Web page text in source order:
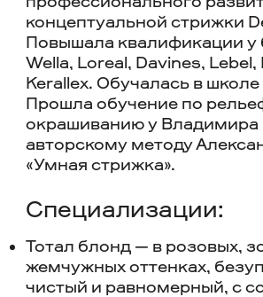
концептуальной стрижки
Повышала квалификации у
Wella, Loreal, Davines, Lebel,
Kerallex. Обучалась в школе
Прошла обучение по
окрашиванию у Владимира
авторскому методу
«Умная стрижка».
Специализации:
Тотал блонд — в розовых,
жемчужных оттенках,
чистый и равномерный, с